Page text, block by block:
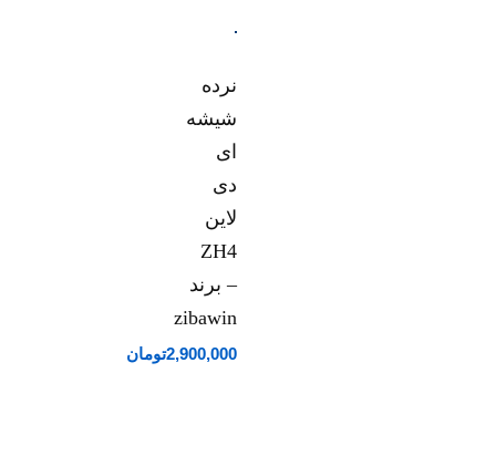
نرده
شیشه
ای
دی
لاین
ZH4
– برند
zibawin
2,900,000تومان